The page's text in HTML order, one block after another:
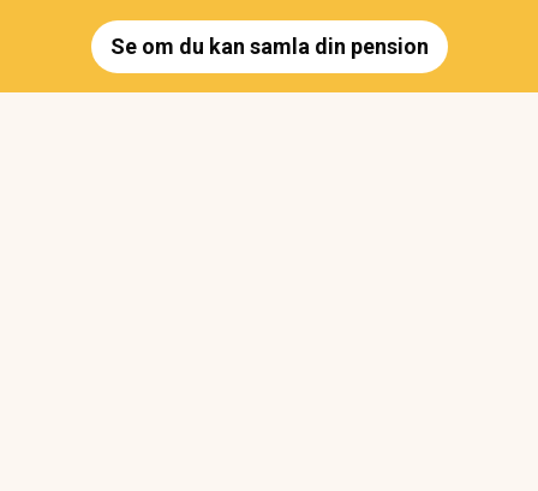
Se om du kan samla din pension